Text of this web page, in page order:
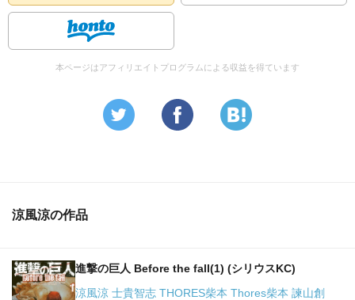
本ページはアフィリエイトプログラムによる収益を得ています
涼風涼の作品
進撃の巨人 Before the fall(1) (シリウスKC)
涼風涼 士貴智志 THORES柴本 Thores柴本 諫山創